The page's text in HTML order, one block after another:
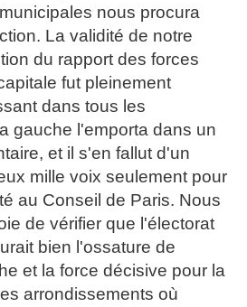
nous procura
La validité de notre
du rapport des forces
fut pleinement
dans tous les
gauche l'emporta dans un
et il s'en fallut d'un
mille voix seulement pour
au Conseil de Paris. Nous
de vérifier que l'électorat
bien l'ossature de
et la force décisive pour la
arrondissements où